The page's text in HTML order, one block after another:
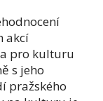
akcí
pro kulturu
s jeho
pražského